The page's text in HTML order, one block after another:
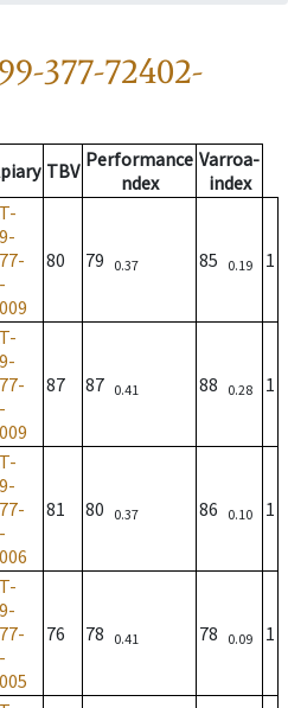
377-72402-
TBV Performance
ndex
Varroa-
index
80 79 0.37 85 0.19 1
87 87 0.41 88 0.28 1
81 80 0.37 86 0.10 1
76 78 0.41 78 0.09 1